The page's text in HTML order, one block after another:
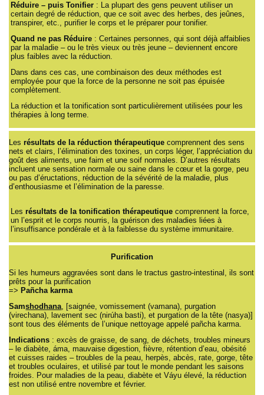
Réduire – puis Tonifier : La plupart des gens peuvent utiliser un
certain degré de réduction, que ce soit avec des herbes, des jeûnes,
transpirer, etc., purifier le corps et le préparer pour tonifier.
Quand ne pas Réduire : Certaines personnes, qui sont déjà affaiblies
par la maladie – ou le très vieux ou très jeune – deviennent encore
plus faibles avec la réduction.
Dans dans ces cas, une combinaison des deux méthodes est
employée pour que la force de la personne ne soit pas épuisée
complètement.
La réduction et la tonification sont particulièrement utilisées pour les
thérapies à long terme.
Lesrésultats de la réduction thérapeutique comprennent des sens
nets et clairs, l’élimination des toxines, un corps léger, l’appréciation du
goût des aliments, une faim et une soif normales. D’autres résultats
incluent une sensation normale ou saine dans le cœur et la gorge, peu
ou pas d’éructations, réduction de la sévérité de la maladie, plus
d’enthousiasme et l’élimination de la paresse.
Lesrésultats de la tonification thérapeutique comprennent la force,
un l’esprit et le corps nourris, la guérison des maladies liées à
l’insuffisance pondérale et à la faiblesse du système immunitaire.
Purification
Si les humeurs aggravées sont dans le tractus gastro-intestinal, ils sont
prêts pour la purification
=> Pañcha karma
Samshodhana, [saignée, vomissement (vamana), purgation
(virechana), lavement sec (nirúha basti), et purgation de la tête (nasya)]
sont tous des éléments de l’unique nettoyage appelé pañcha karma.
Indications : excès de graisse, de sang, de déchets, troubles mineurs
– le diabète, áma, mauvaise digestion, fièvre, rétention d’eau, obésité
et cuisses raides – troubles de la peau, herpès, abcès, rate, gorge, tête
et troubles oculaires, et utilisé par tout le monde pendant les saisons
froides. Pour maladies de la peau, diabète et Váyu élevé, la réduction
est non utilisé entre novembre et février.